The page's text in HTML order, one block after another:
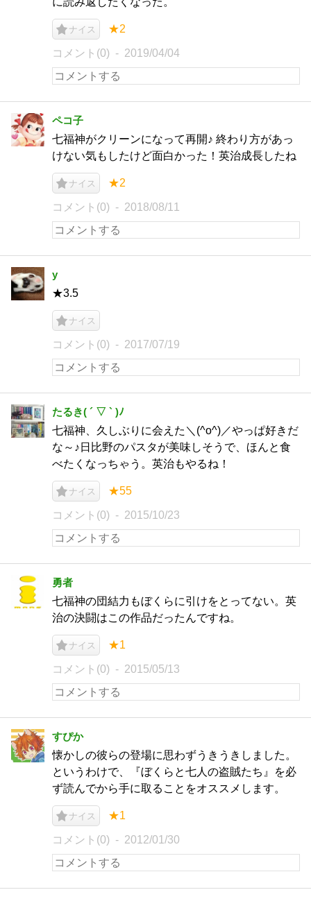
ナイス ★2
コメント(0) 2019/04/04
ペコ子
七福神がクリーンになって再開♪ 終わり方があっ
けない気もしたけど面白かった！英治成長したね
ナイス ★2
コメント(0) 2018/08/11
y
★3.5
ナイス
コメント(0) 2017/07/19
たるき( ´ ▽ ` )ﾉ
七福神、久しぶりに会えた＼(^o^)／やっぱ好きだ
な～♪日比野のパスタが美味しそうで、ほんと食
べたくなっちゃう。英治もやるね！
ナイス ★55
コメント(0) 2015/10/23
勇者
七福神の団結力もぼくらに引けをとってない。英
治の決闘はこの作品だったんですね。
ナイス ★1
コメント(0) 2015/05/13
すぴか
懐かしの彼らの登場に思わずうきうきしました。
というわけで、『ぼくらと七人の盗賊たち』を必
ず読んでから手に取ることをオススメします。
ナイス ★1
コメント(0) 2012/01/30